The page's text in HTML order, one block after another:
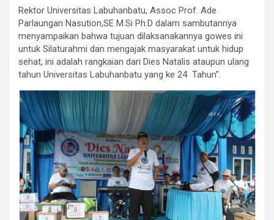
Rektor Universitas Labuhanbatu, Assoc Prof. Ade
Parlaungan Nasution,SE M.Si Ph.D dalam sambutannya
menyampaikan bahwa tujuan dilaksanakannya gowes ini
untuk Silaturahmi dan mengajak masyarakat untuk hidup
sehat, ini adalah rangkaian dari Dies Natalis ataupun ulang
tahun Universitas Labuhanbatu yang ke 24 Tahun”.